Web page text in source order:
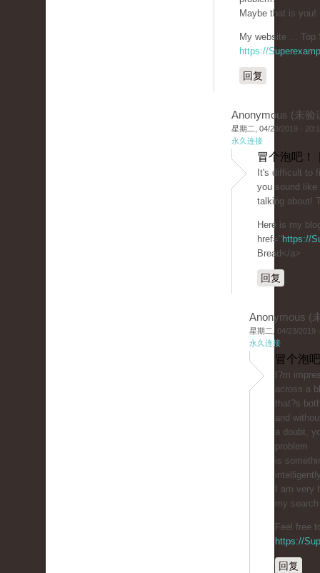
Maybe that is you!
My website ... Top
https://
回复
Anonymous (未验
星期二, 04/23/2019 -
永久连接
冒个泡吧！
It's difficult to
you sound like
talking about!
Here is my
href=" https://
Bread</a>
回复
Anonymous (
星期二, 04/23/2019
永久连接
冒个泡
I?m
across a
that?s
and
a doubt,
problem
is
I am
my
Feel free
https://
回复